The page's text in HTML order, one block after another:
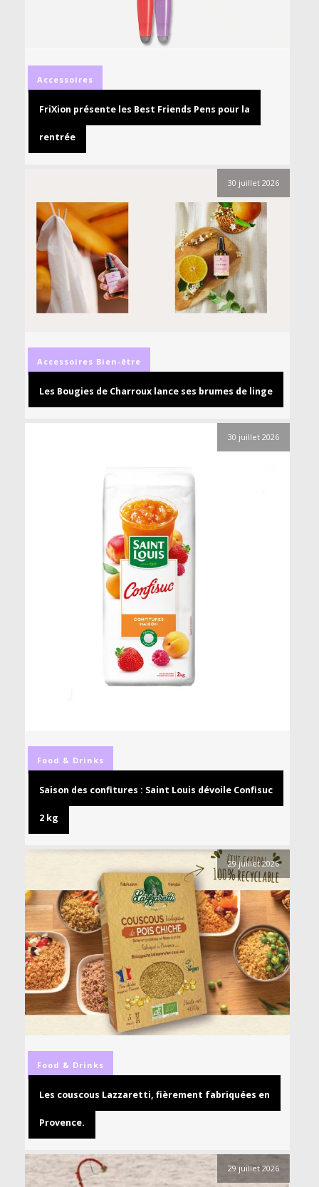
Accessoires
FriXion présente les Best Friends Pens pour la
rentrée
30 juillet 2026
Accessoires Bien-être
Les Bougies de Charroux lance ses brumes de linge
30 juillet 2026
Food & Drinks
Saison des confitures : Saint Louis dévoile Confisuc
2 kg
29 juillet 2026
Food & Drinks
Les couscous Lazzaretti, fièrement fabriquées en
Provence.
29 juillet 2026